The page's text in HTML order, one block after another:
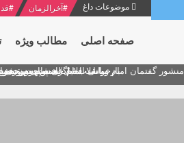
موضوعات داغ #آخرالزمان #
صفحه اصلی مطالب ویژه
منشور گفتمان امام و انقلاب - 7 /بخش دوم : شرح پیام ۱۰ خرداد ۱۳۶۹ امام خامنه ای/ فصل پنجم: حفظ عزّت و کرامت انقلابی
بازخوانی افشاگری سپهبد
دلایل اهمیت
بیانات امام خامنه ای در
پیام نوروزی